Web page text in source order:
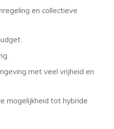
en collectieve
met veel vrijheid en
mogelijkheid tot hybride